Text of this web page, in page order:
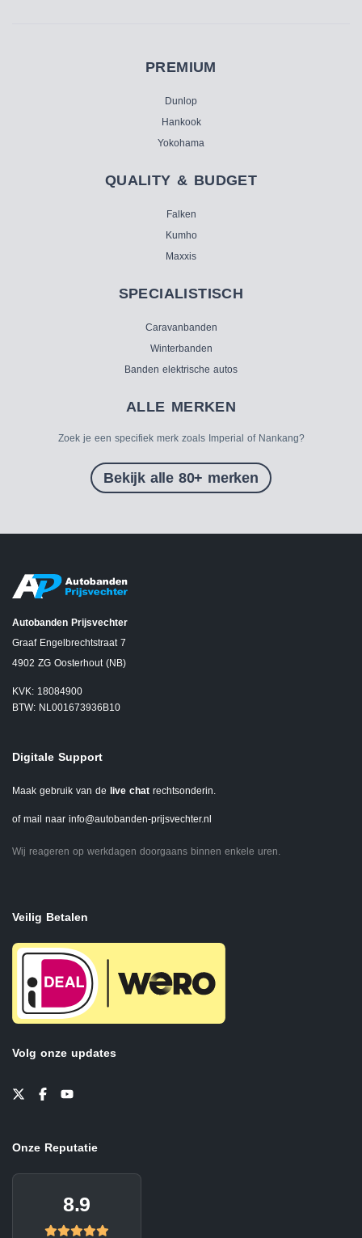
PREMIUM
Dunlop
Hankook
Yokohama
QUALITY & BUDGET
Falken
Kumho
Maxxis
SPECIALISTISCH
Caravanbanden
Winterbanden
Banden elektrische autos
ALLE MERKEN
Zoek je een specifiek merk zoals Imperial of Nankang?
Bekijk alle 80+ merken
Autobanden Prijsvechter
Graaf Engelbrechtstraat 7
4902 ZG Oosterhout (NB)
KVK: 18084900
BTW: NL001673936B10
Digitale Support
Maak gebruik van de live chat rechtsonderin.
of mail naar info@autobanden-prijsvechter.nl
Wij reageren op werkdagen doorgaans binnen enkele uren.
Veilig Betalen
Volg onze updates
Onze Reputatie
8.9